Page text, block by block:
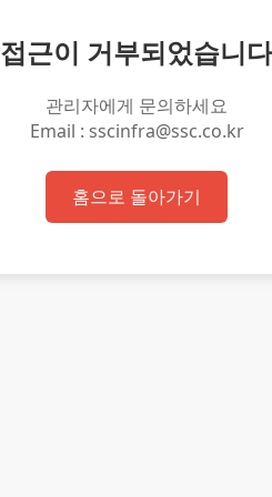
접근이 거부되었습니다
관리자에게 문의하세요
Email : sscinfra@ssc.co.kr
홈으로 돌아가기